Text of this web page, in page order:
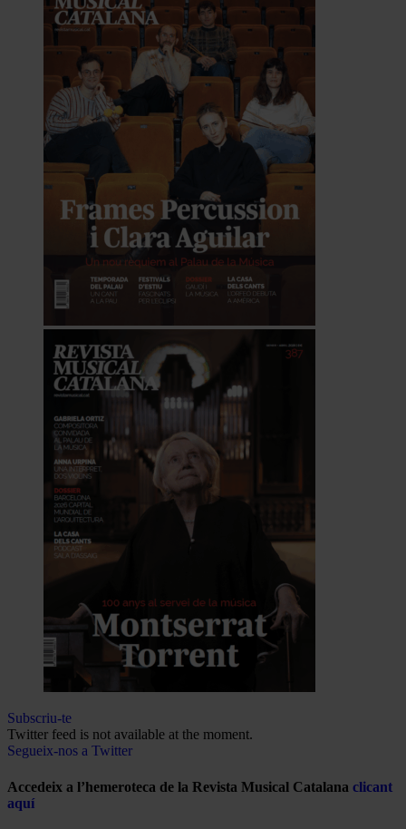
Subscriu-te
Twitter feed is not available at the moment.
Segueix-nos a Twitter
Accedeix a l’hemeroteca de la Revista Musical Catalana clicant
aquí